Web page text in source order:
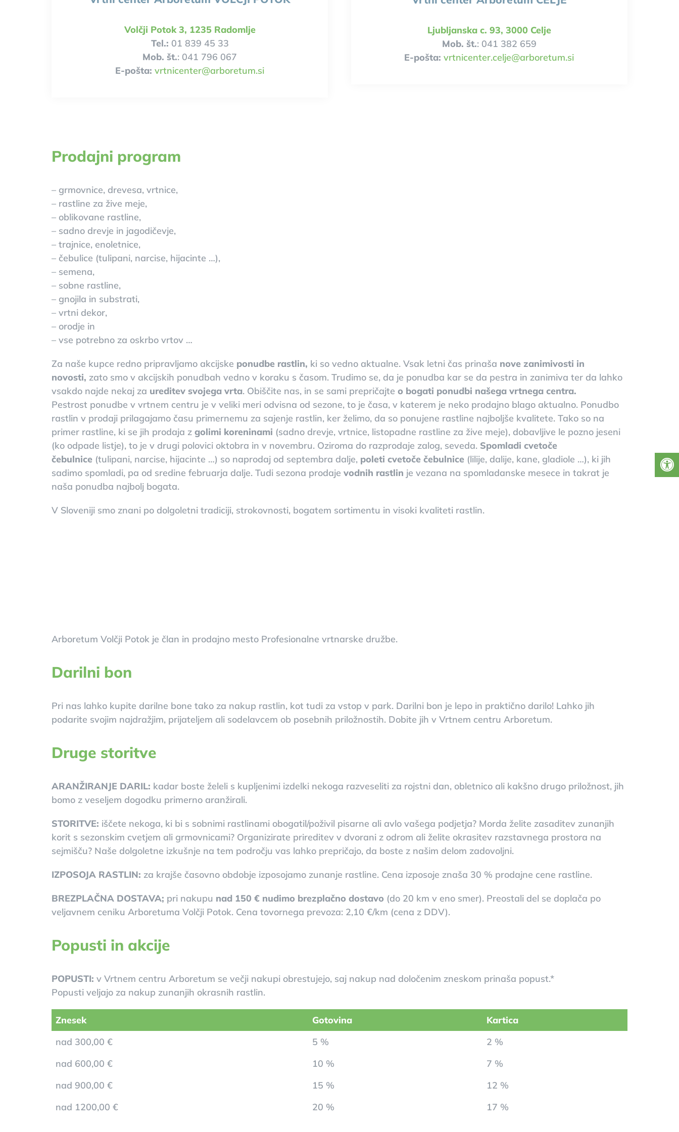
Volčji Potok 3, 1235 Radomlje
Tel.: 01 839 45 33
Mob. št.: 041 796 067
E-pošta: vrtnicenter@arboretum.si
Ljubljanska c. 93, 3000 Celje
Mob. št.: 041 382 659
E-pošta: vrtnicenter.celje@arboretum.si
Prodajni program
– grmovnice, drevesa, vrtnice,
– rastline za žive meje,
– oblikovane rastline,
– sadno drevje in jagodičevje,
– trajnice, enoletnice,
– čebulice (tulipani, narcise, hijacinte …),
– semena,
– sobne rastline,
– gnojila in substrati,
– vrtni dekor,
– orodje in
– vse potrebno za oskrbo vrtov …
Za naše kupce redno pripravljamo akcijske ponudbe rastlin, ki so vedno aktualne. Vsak letni čas prinaša nove zanimivosti in
novosti, zato smo v akcijskih ponudbah vedno v koraku s časom. Trudimo se, da je ponudba kar se da pestra in zanimiva ter da lahko
vsakdo najde nekaj za ureditev svojega vrta. Obiščite nas, in se sami prepričajte o bogati ponudbi našega vrtnega centra.
Pestrost ponudbe v vrtnem centru je v veliki meri odvisna od sezone, to je časa, v katerem je neko prodajno blago aktualno. Ponudbo
rastlin v prodaji prilagajamo času primernemu za sajenje rastlin, ker želimo, da so ponujene rastline najboljše kvalitete. Tako so na
primer rastline, ki se jih prodaja z golimi koreninami (sadno drevje, vrtnice, listopadne rastline za žive meje), dobavljive le pozno jeseni
(ko odpade listje), to je v drugi polovici oktobra in v novembru. Oziroma do razprodaje zalog, seveda. Spomladi cvetoče
čebulnice (tulipani, narcise, hijacinte …) so naprodaj od septembra dalje, poleti cvetoče čebulnice (lilije, dalije, kane, gladiole …), ki jih
sadimo spomladi, pa od sredine februarja dalje. Tudi sezona prodaje vodnih rastlin je vezana na spomladanske mesece in takrat je
naša ponudba najbolj bogata.
V Sloveniji smo znani po dolgoletni tradiciji, strokovnosti, bogatem sortimentu in visoki kvaliteti rastlin.
Arboretum Volčji Potok je član in prodajno mesto Profesionalne vrtnarske družbe.
Darilni bon
Pri nas lahko kupite darilne bone tako za nakup rastlin, kot tudi za vstop v park. Darilni bon je lepo in praktično darilo! Lahko jih
podarite svojim najdražjim, prijateljem ali sodelavcem ob posebnih priložnostih. Dobite jih v Vrtnem centru Arboretum.
Druge storitve
ARANŽIRANJE DARIL: kadar boste želeli s kupljenimi izdelki nekoga razveseliti za rojstni dan, obletnico ali kakšno drugo priložnost, jih
bomo z veseljem dogodku primerno aranžirali.
STORITVE: iščete nekoga, ki bi s sobnimi rastlinami obogatil/poživil pisarne ali avlo vašega podjetja? Morda želite zasaditev zunanjih
korit s sezonskim cvetjem ali grmovnicami? Organizirate prireditev v dvorani z odrom ali želite okrasitev razstavnega prostora na
sejmišču? Naše dolgoletne izkušnje na tem področju vas lahko prepričajo, da boste z našim delom zadovoljni.
IZPOSOJA RASTLIN: za krajše časovno obdobje izposojamo zunanje rastline. Cena izposoje znaša 30 % prodajne cene rastline.
BREZPLAČNA DOSTAVA; pri nakupu nad 150 € nudimo brezplačno dostavo (do 20 km v eno smer). Preostali del se doplača po
veljavnem ceniku Arboretuma Volčji Potok. Cena tovornega prevoza: 2,10 €/km (cena z DDV).
Popusti in akcije
POPUSTI: v Vrtnem centru Arboretum se večji nakupi obrestujejo, saj nakup nad določenim zneskom prinaša popust.*
Popusti veljajo za nakup zunanjih okrasnih rastlin.
Znesek Gotovina
Kartica
nad 300,00 €
5 %
2 %
nad 600,00 €
10 %
7 %
nad 900,00 €
15 %
12 %
nad 1200,00 €
20 % 17 %